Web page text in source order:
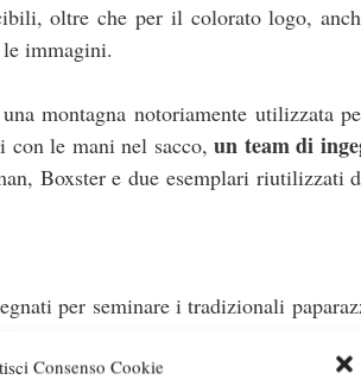
Consenso Cookie
oltre che per il colorato logo,
immagini.
montagna notoriamente utilizzata
con le mani nel sacco,un team di
Boxster e due esemplari riutilizzati
per seminare i tradizionali
View.